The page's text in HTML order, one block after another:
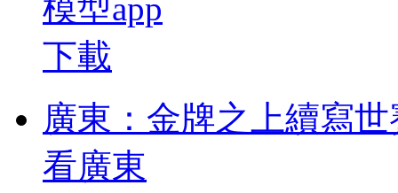
廣東：金牌之上續寫
看廣東